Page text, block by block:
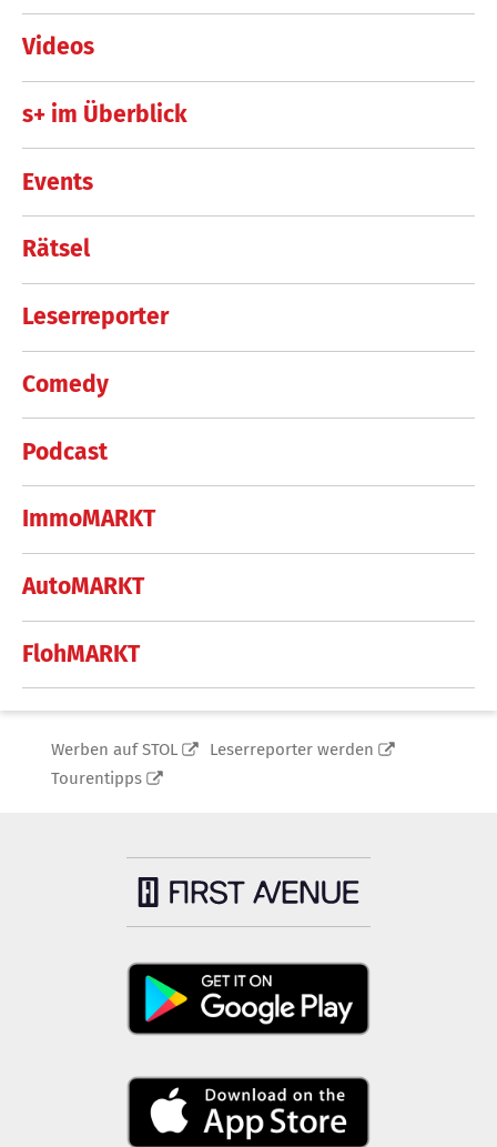
Videos
s+ im Überblick
Events
Rätsel
Leserreporter
Comedy
Podcast
ImmoMARKT
AutoMARKT
FlohMARKT
Werben auf STOL
Leserreporter werden
Tourentipps